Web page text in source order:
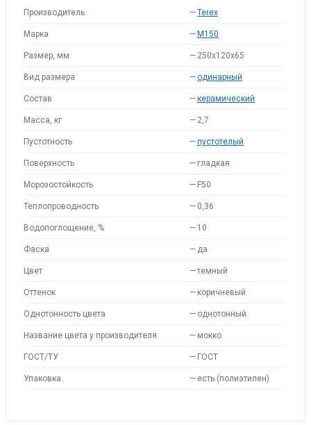
Производитель —Terex
Марка — M150
Размер, мм — 250x120x65
Вид размера — одинарный
Состав —керамический
Масса, кг — 2,7
Пустотность —пустотелый
Поверхность — гладкая
Морозостойкость — F50
Теплопроводность — 0,36
Водопоглощение, % — 10
Фаска — да
Цвет —темный
Оттенок — коричневый
Однотонность цвета — однотонный
Название цвета у производителя — мокко
ГОСТ/ТУ — ГОСТ
Упаковка — есть (полиэтилен)